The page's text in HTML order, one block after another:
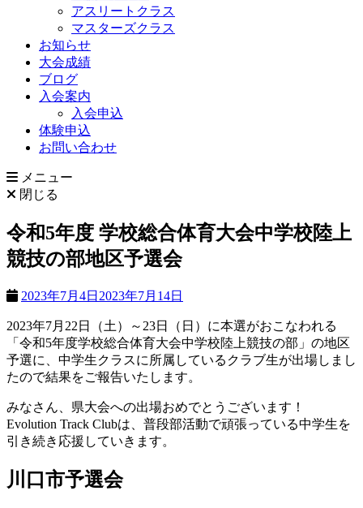
アスリートクラス
マスターズクラス
お知らせ
大会成績
ブログ
入会案内
入会申込
体験申込
お問い合わせ
メニュー
閉じる
令和5年度 学校総合体育大会中学校陸上
競技の部地区予選会
2023年7月4日 2023年7月14日
2023年7月22日（土）～23日（日）に本選がおこなわれる
「令和5年度学校総合体育大会中学校陸上競技の部」の地区
予選に、中学生クラスに所属しているクラブ生が出場しまし
たので結果をご報告いたします。
みなさん、県大会への出場おめでとうございます！
Evolution Track Clubは、普段部活動で頑張っている中学生を
引き続き応援していきます。
川口市予選会